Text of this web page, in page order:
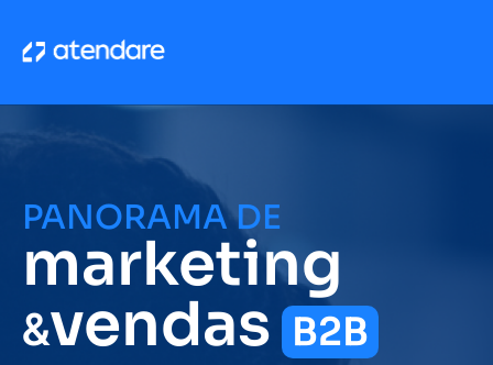
PANORAMA DE
marketing
&vendas B2B